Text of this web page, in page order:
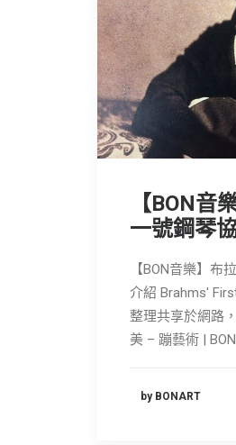
【BON音
一號鋼琴
【BON音樂】布
介紹 Brahms'
整理共享於網路
美 – 蹦藝術 |
by BONART